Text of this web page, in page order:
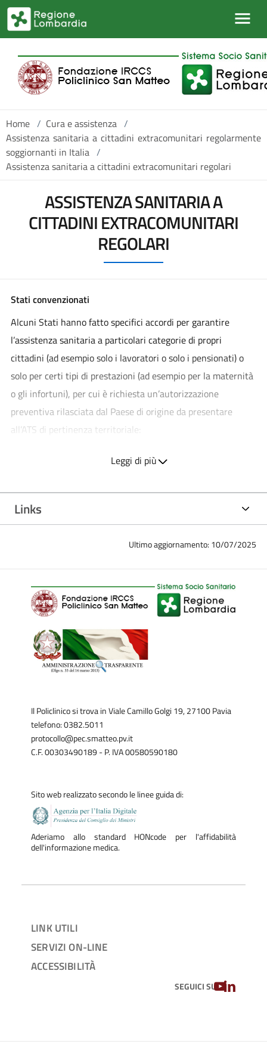
Salta al contenuto principale
Home / Cura e assistenza /
Assistenza sanitaria a cittadini extracomunitari regolarmente
soggiornanti in Italia /
Assistenza sanitaria a cittadini extracomunitari regolari
ASSISTENZA SANITARIA A
CITTADINI EXTRACOMUNITARI
REGOLARI
Stati convenzionati
Alcuni Stati hanno fatto specifici accordi per garantire
l’assistenza sanitaria a particolari categorie di propri
cittadini (ad esempio solo i lavoratori o solo i pensionati) o
solo per certi tipi di prestazioni (ad esempio per la maternità
o gli infortuni), per cui è richiesta un’autorizzazione
preventiva rilasciata dal Paese di origine da presentare
all’ATS di pertinenza territoriale:
Città del Vaticano e Santa Sede
Croazia
Ex JUGOSLAVIA (Macedonia, Serbia Montenegro,
Bosnia-Erzegovina)
Leggi di più
Links
Ultimo aggiornamento: 10/07/2025
Il Policlinico si trova in Viale Camillo Golgi 19, 27100 Pavia
telefono: 0382.5011
protocollo@pec.smatteo.pv.it
C.F. 00303490189 - P. IVA 00580590180
Sito web realizzato secondo le linee guida di:
Aderiamo allo standard HONcode per l'affidabilità
dell'informazione medica.
LINK UTILI
SERVIZI ON-LINE
ACCESSIBILITÀ
SEGUICI SUYOUTUBE
LINKEDIN